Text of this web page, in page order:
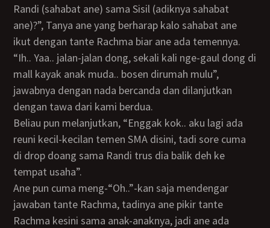
Randi (sahabat ane) sama Sisil (adiknya sahabat
ane)?”, Tanya ane yang berharap kalo sahabat ane
ikut dengan tante Rachma biar ane ada temennya.
“Ih.. Yaa.. jalan-jalan dong, sekali kali nge-gaul dong di
mall kayak anak muda.. bosen dirumah mulu”,
jawabnya dengan nada bercanda dan dilanjutkan
dengan tawa dari kami berdua.
Beliau pun melanjutkan, “Enggak kok.. aku lagi ada
reuni kecil-kecilan temen SMA disini, tadi sore cuma
di drop doang sama Randi trus dia balik deh ke
tempat usaha”.
Ane pun cuma meng-“Oh..”-kan saja mendengar
jawaban tante Rachma, tadinya ane pikir tante
Rachma kesini sama anak-anaknya, jadi ane ada